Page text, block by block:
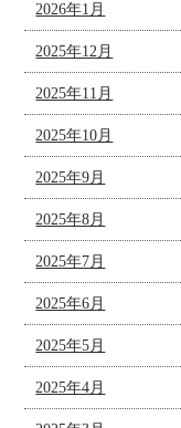
2026年1月
2025年12月
2025年11月
2025年10月
2025年9月
2025年8月
2025年7月
2025年6月
2025年5月
2025年4月